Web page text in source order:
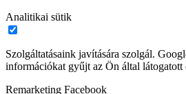
Analitikai sütik
Szolgáltatásaink javítására szolgál.
információkat gyűjt az Ön által látogatott
Remarketing Facebook